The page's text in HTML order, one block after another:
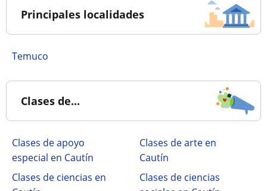
Principales localidades
Temuco
Clases de...
Clases de apoyo
especial en Cautín
Clases de arte en
Cautín
Clases de ciencias en
Clases de ciencias